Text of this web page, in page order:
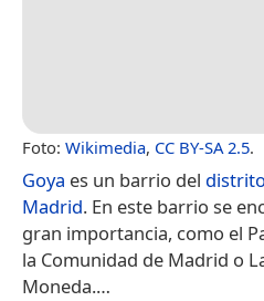
Foto: Wikimedia, CC BY-SA 2.5.
Goya es un barrio del
Madrid. En este barrio se
gran importancia, como el
la Comunidad de Madrid o
Moneda.​…